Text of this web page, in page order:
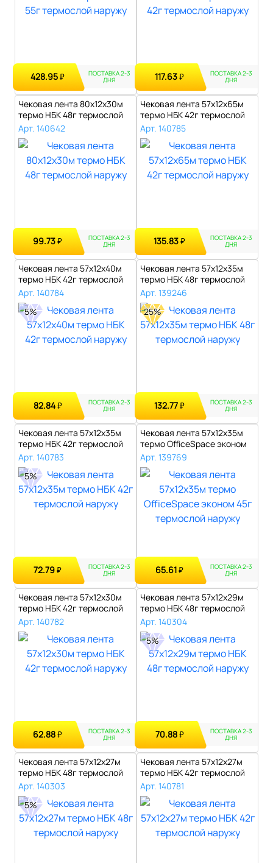
428.95₽ ПОСТАВКА 2-3
ДНЯ 117.63₽ ПОСТАВКА 2-3
ДНЯ
Чековая лента 80х12х30м
термо НБК 48г термослой
наружу..
Арт. 140642
99.73₽ ПОСТАВКА 2-3
ДНЯ
Чековая лента 57х12х65м
термо НБК 42г термослой
наружу..
Арт. 140785
135.83₽ ПОСТАВКА 2-3
ДНЯ
Чековая лента 57х12х40м
термо НБК 42г термослой
наружу..
Арт. 140784
5%
82.84₽ ПОСТАВКА 2-3
ДНЯ
Чековая лента 57х12х35м
термо НБК 48г термослой
наружу..
Арт. 139246
25%
132.77₽ ПОСТАВКА 2-3
ДНЯ
Чековая лента 57х12х35м
термо НБК 42г термослой
наружу..
Арт. 140783
5%
72.79₽ ПОСТАВКА 2-3
ДНЯ
Чековая лента 57х12х35м
термо OfficeSpace эконом
45г те..
Арт. 139769
65.61₽ ПОСТАВКА 2-3
ДНЯ
Чековая лента 57х12х30м
термо НБК 42г термослой
наружу..
Арт. 140782
62.88₽ ПОСТАВКА 2-3
ДНЯ
Чековая лента 57х12х29м
термо НБК 48г термослой
наружу..
Арт. 140304
5%
70.88₽ ПОСТАВКА 2-3
ДНЯ
Чековая лента 57х12х27м
термо НБК 48г термослой
наружу..
Арт. 140303
5%
Чековая лента 57х12х27м
термо НБК 42г термослой
наружу..
Арт. 140781